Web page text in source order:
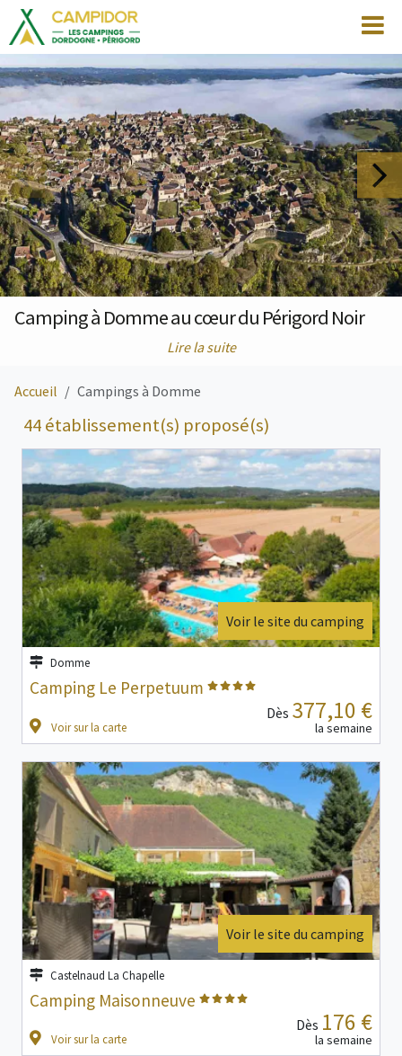
Camping à Domme au cœur du Périgord Noir
Lire la suite
Accueil Campings à Domme
44 établissement(s) proposé(s)
Voir le site du camping
Domme
Camping Le Perpetuum
Voir sur la carte
Dès 377,10 €
la semaine
Voir le site du camping
Castelnaud La Chapelle
Camping Maisonneuve
Voir sur la carte
Dès 176 €
la semaine